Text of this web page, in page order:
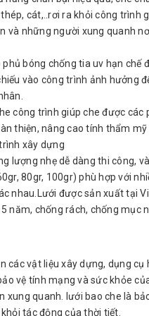
cát,..rơi ra khỏi công trình
và những người xung quanh
phủ bóng chống tia uv hạn chế
vào công trình ảnh hưởng
công trình giúp che được các
thiện, nâng cao tính thẩm
xây dựng
lượng nhẹ dễ dàng thi công,
80gr, 100gr) phù hợp với
nhau.Lưới được sản xuất tại
năm, chống rách, chống mục
các vật liệu xây dựng, dụng cụ
vệ tính mạng và sức khỏe
xung quanh. lưới bao che là
tác động của thời tiết.